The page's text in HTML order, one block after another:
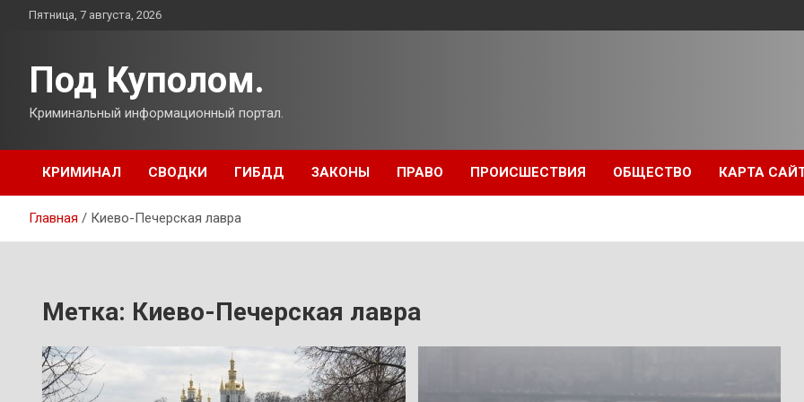
ПерейтиПятница, 7 августа, 2026
Под Куполом.
Криминальный информационный портал.
КРИМИНАЛ СВОДКИ ГИБДД ЗАКОНЫ ПРАВО ПРОИСШЕСТВИЯ ОБЩЕСТВО КАРТА
Главная Киево-Печерская лавра
Метка: Киево-Печерская лавра